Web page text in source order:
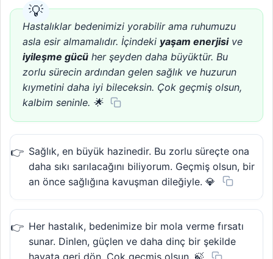
Hastalıklar bedenimizi yorabilir ama ruhumuzu
asla esir almamalıdır. İçindeki yaşam enerjisive
iyileşme gücü her şeyden daha büyüktür. Bu
zorlu sürecin ardından gelen sağlık ve huzurun
kıymetini daha iyi bileceksin. Çok geçmiş olsun,
kalbim seninle. 🌟
Sağlık, en büyük hazinedir. Bu zorlu süreçte ona
daha sıkı sarılacağını biliyorum. Geçmiş olsun, bir
an önce sağlığına kavuşman dileğiyle. 💎
Her hastalık, bedenimize bir mola verme fırsatı
sunar. Dinlen, güçlen ve daha dinç bir şekilde